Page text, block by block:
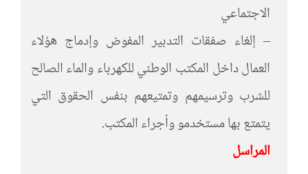
الاجتماعي
– إلغاء صفقات التدبير المفوض وإدماج هؤلاء
العمال داخل المكتب الوطني للكهرباء والماء الصالح
للشرب وترسيمهم وتمتيعهم بنفس الحقوق التي
يتمتع بها مستخدمو وأجراء المكتب.
المراسل